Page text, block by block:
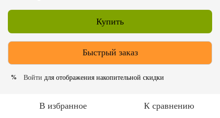
Купить
Быстрый заказ
% Войти для отображения накопительной скидки
В избранное К сравнению